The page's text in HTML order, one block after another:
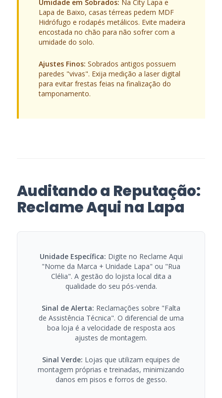
Umidade em Sobrados: Na City Lapa e
Lapa de Baixo, casas térreas pedem MDF
Hidrófugo e rodapés metálicos. Evite madeira
encostada no chão para não sofrer com a
umidade do solo.
Ajustes Finos: Sobrados antigos possuem
paredes "vivas". Exija medição a laser digital
para evitar frestas feias na finalização do
tamponamento.
Auditando a Reputação:
Reclame Aqui na Lapa
Unidade Específica: Digite no Reclame Aqui
"Nome da Marca + Unidade Lapa" ou "Rua
Clélia". A gestão do lojista local dita a
qualidade do seu pós-venda.
Sinal de Alerta: Reclamações sobre "Falta
de Assistência Técnica". O diferencial de uma
boa loja é a velocidade de resposta aos
ajustes de montagem.
Sinal Verde: Lojas que utilizam equipes de
montagem próprias e treinadas, minimizando
danos em pisos e forros de gesso.